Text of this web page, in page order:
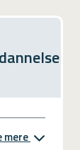
mere